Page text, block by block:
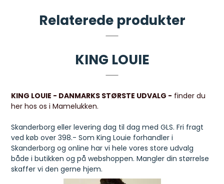
Relaterede produkter
KING LOUIE
KING LOUIE - DANMARKS STØRSTE UDVALG - finder du
her hos os i Mamelukken.
Skanderborg eller levering dag til dag med GLS. Fri fragt
ved køb over 398.- Som King Louie forhandler i
Skanderborg og online har vi hele vores store udvalg
både i butikken og på webshoppen. Mangler din størrelse
skaffer vi den gerne hjem.